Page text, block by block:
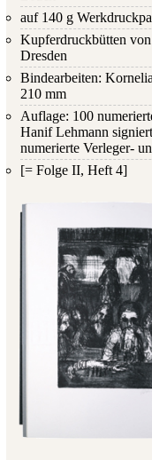
auf 140 g
Kupferdruckbütten
Dresden
Bindearbeiten:
210 mm
Auflage: 100
Hanif Lehmann
numerierte Verleger-
[= Folge II, Heft 4]